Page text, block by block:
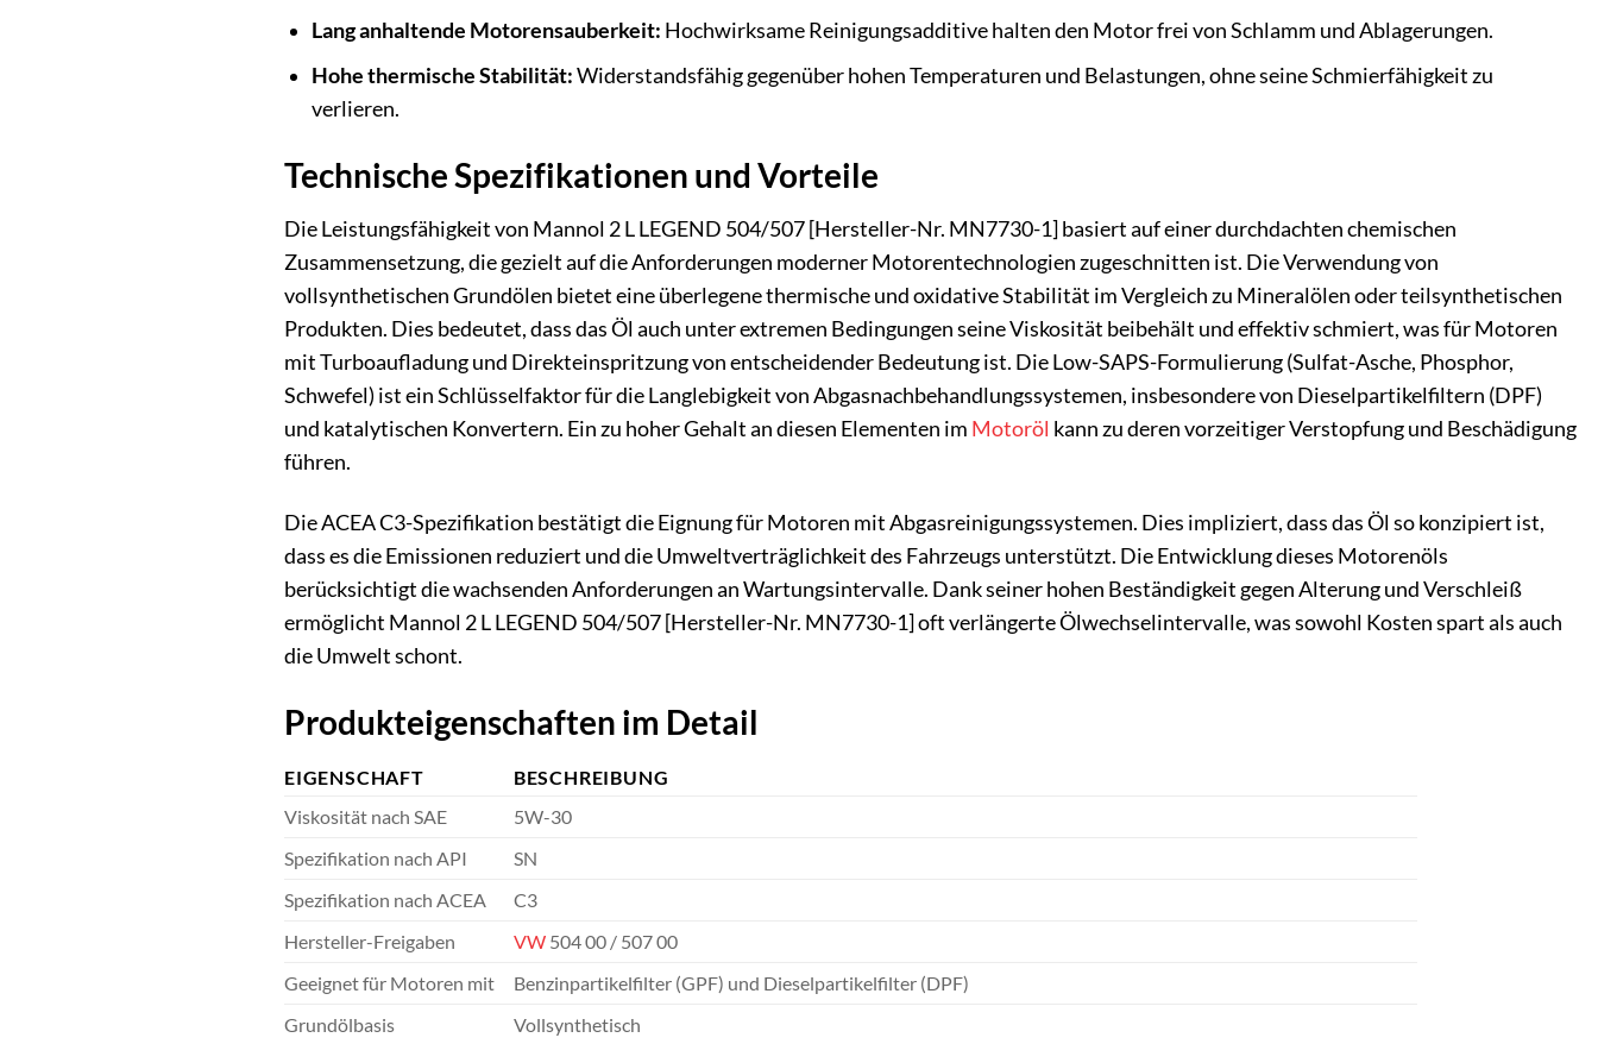
Lang anhaltende Motorensauberkeit: Hochwirksame Reinigungsadditive halten den Motor frei von Schlamm und Ablagerungen.
Hohe thermische Stabilität:Widerstandsfähig gegenüber hohen Temperaturen und Belastungen, ohne seine Schmierfähigkeit zu
verlieren.
Technische Spezifikationen und Vorteile
Die Leistungsfähigkeit von Mannol 2 L LEGEND 504/507 [Hersteller-Nr. MN7730-1] basiert auf einer durchdachten chemischen
Zusammensetzung, die gezielt auf die Anforderungen moderner Motorentechnologien zugeschnitten ist. Die Verwendung von
vollsynthetischen Grundölen bietet eine überlegene thermische und oxidative Stabilität im Vergleich zu Mineralölen oder teilsynthetischen
Produkten. Dies bedeutet, dass das Öl auch unter extremen Bedingungen seine Viskosität beibehält und effektiv schmiert, was für Motoren
mit Turboaufladung und Direkteinspritzung von entscheidender Bedeutung ist. Die Low-SAPS-Formulierung (Sulfat-Asche, Phosphor,
Schwefel) ist ein Schlüsselfaktor für die Langlebigkeit von Abgasnachbehandlungssystemen, insbesondere von Dieselpartikelfiltern (DPF)
und katalytischen Konvertern. Ein zu hoher Gehalt an diesen Elementen im Motoröl kann zu deren vorzeitiger Verstopfung und Beschädigung
führen.
Die ACEA C3-Spezifikation bestätigt die Eignung für Motoren mit Abgasreinigungssystemen. Dies impliziert, dass das Öl so konzipiert ist,
dass es die Emissionen reduziert und die Umweltverträglichkeit des Fahrzeugs unterstützt. Die Entwicklung dieses Motorenöls
berücksichtigt die wachsenden Anforderungen an Wartungsintervalle. Dank seiner hohen Beständigkeit gegen Alterung und Verschleiß
ermöglicht Mannol 2 L LEGEND 504/507 [Hersteller-Nr. MN7730-1] oft verlängerte Ölwechselintervalle, was sowohl Kosten spart als auch
die Umwelt schont.
Produkteigenschaften im Detail
EIGENSCHAFT
BESCHREIBUNG
Viskosität nach SAE
5W-30
Spezifikation nach API
SN
Spezifikation nach ACEA
C3
Hersteller-Freigaben
VW504 00 / 507 00
Geeignet für Motoren mit
Benzinpartikelfilter (GPF) und Dieselpartikelfilter (DPF)
Grundölbasis
Vollsynthetisch